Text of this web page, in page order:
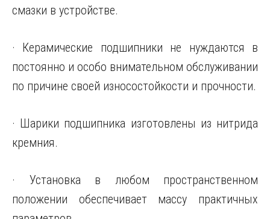
смазки в устройстве.
· Керамические подшипники не нуждаются в
постоянно и особо внимательном обслуживании
по причине своей износостойкости и прочности.
· Шарики подшипника изготовлены из нитрида
кремния.
· Установка в любом пространственном
положении обеспечивает массу практичных